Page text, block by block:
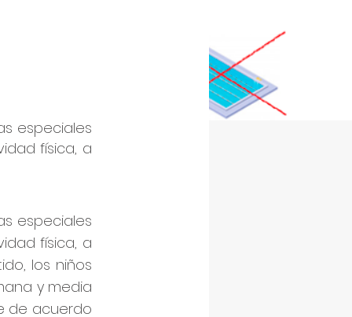
especiales
física, a
especiales
física, a
los niños
y media
de acuerdo